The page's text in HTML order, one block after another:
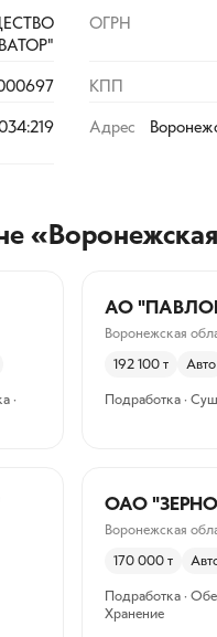
ОГРН
КПП
Адрес
·
АО
Воронежская
192 100 т Авто
Подработка ·
ОАО
Воронежская
170 000 т
Подработка ·
Хранение